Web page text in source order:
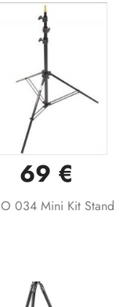
69 €
034 Mini Kit Stand